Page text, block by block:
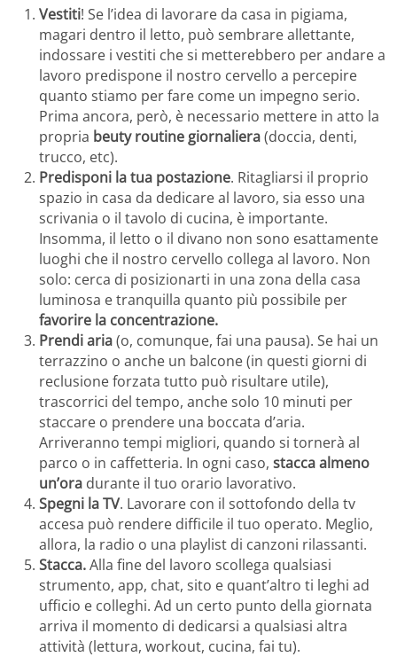
Vestiti! Se l’idea di lavorare da casa in pigiama,
magari dentro il letto, può sembrare allettante,
indossare i vestiti che si metterebbero per andare a
lavoro predispone il nostro cervello a percepire
quanto stiamo per fare come un impegno serio.
Prima ancora, però, è necessario mettere in atto la
propria beuty routine giornaliera(doccia, denti,
trucco, etc).
Predisponi la tua postazione. Ritagliarsi il proprio
spazio in casa da dedicare al lavoro, sia esso una
scrivania o il tavolo di cucina, è importante.
Insomma, il letto o il divano non sono esattamente
luoghi che il nostro cervello collega al lavoro. Non
solo: cerca di posizionarti in una zona della casa
luminosa e tranquilla quanto più possibile per
favorire la concentrazione.
Prendi aria(o, comunque, fai una pausa). Se hai un
terrazzino o anche un balcone (in questi giorni di
reclusione forzata tutto può risultare utile),
trascorrici del tempo, anche solo 10 minuti per
staccare o prendere una boccata d’aria.
Arriveranno tempi migliori, quando si tornerà al
parco o in caffetteria. In ogni caso, stacca almeno
un’ora durante il tuo orario lavorativo.
Spegni la TV. Lavorare con il sottofondo della tv
accesa può rendere difficile il tuo operato. Meglio,
allora, la radio o una playlist di canzoni rilassanti.
Stacca.Alla fine del lavoro scollega qualsiasi
strumento, app, chat, sito e quant’altro ti leghi ad
ufficio e colleghi. Ad un certo punto della giornata
arriva il momento di dedicarsi a qualsiasi altra
attività (lettura, workout, cucina, fai tu).